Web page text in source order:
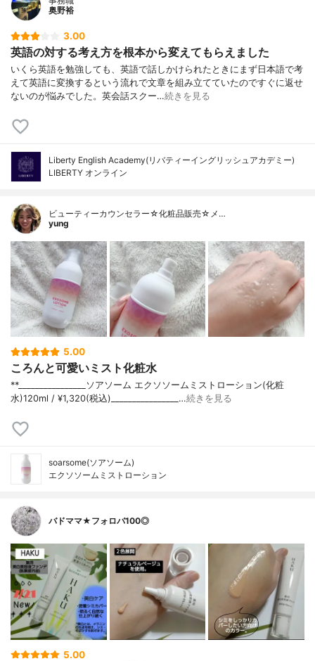
奥野裕
3.00
英語の対する考え方を根本から変えてもらえました
いくら英語を勉強しても、英語で話しかけられたときにまず日本語で考
えて英語に変換するという流れで文章を組み立てていたのですぐに返せ
ないのが悩みでした。英会話スクー…続きを見る
Liberty English Academy(リバティーイングリッシュアカデミー)
LIBERTY オンライン
ビューティーカウンセラー☆化粧品販売☆メ…
yung
5.00
ころんと可愛いミスト化粧水
**⁡________________⁡ソアソーム ⁡エクソソームミストローション(化粧
水)120ml / ¥1,320(税込)________________…続きを見る
soarsome(ソアソーム)
エクソソームミストローション
バドママ★フォロバ100◎
5.00